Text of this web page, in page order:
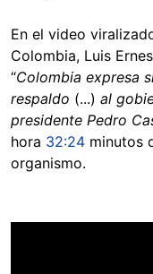
En el video
Colombia, Luis
“Colombia expresa
respaldo (...) al
presidente Pedro
hora 32:24 minutos
organismo.